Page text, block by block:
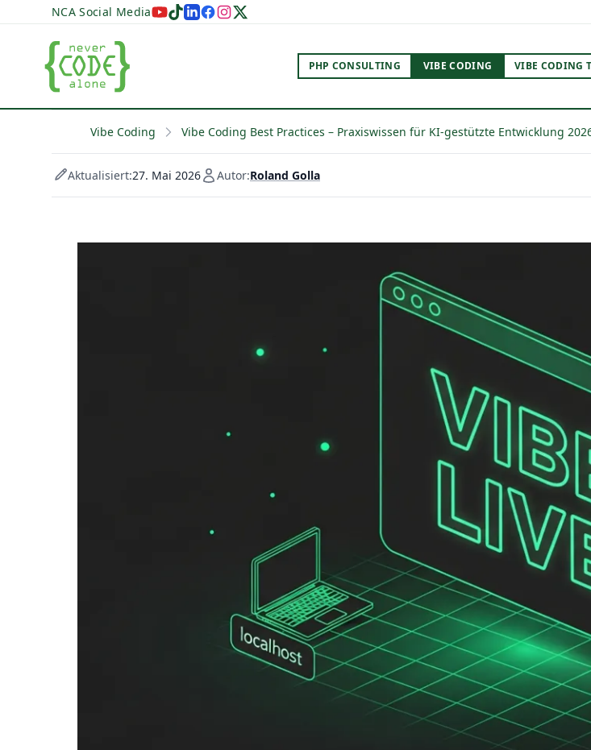
NCA Social Media
PHP CONSULTING VIBE CODING VIBE CODING
Vibe Coding Vibe Coding Best Practices – Praxiswissen für KI-gestützte Entwicklung
Aktualisiert:27. Mai 2026 Autor:Roland Golla